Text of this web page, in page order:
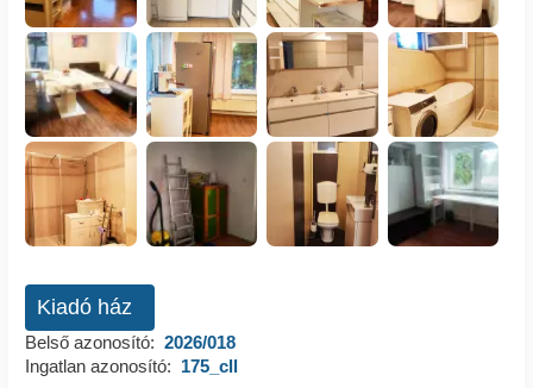
Kiadó ház
Belső azonosító: 2026/018
Ingatlan azonosító: 175_cll